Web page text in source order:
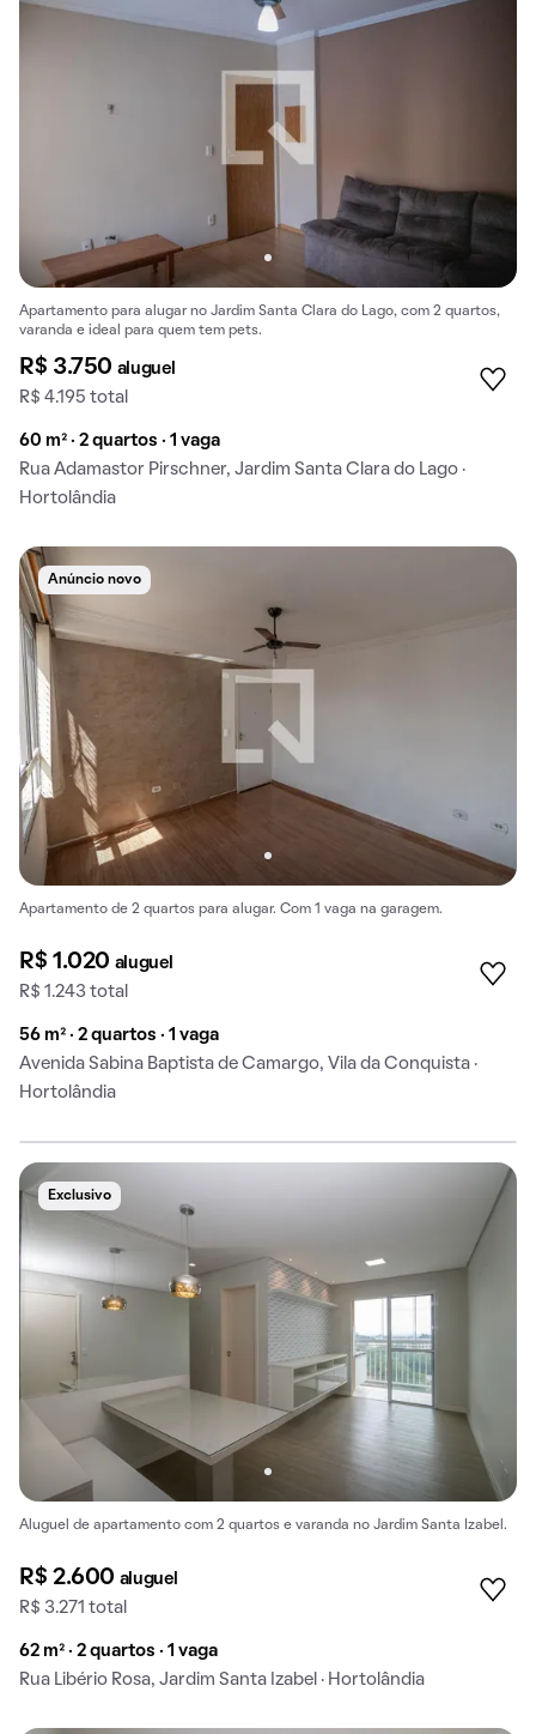
Apartamento para alugar no Jardim Santa Clara do Lago, com 2 quartos,
varanda e ideal para quem tem pets.
R$ 3.750 aluguel
R$ 4.195 total
60 m² · 2 quartos · 1 vaga
Rua Adamastor Pirschner, Jardim Santa Clara do Lago ·
Hortolândia
Anúncio novo
Apartamento de 2 quartos para alugar. Com 1 vaga na garagem.
R$ 1.020 aluguel
R$ 1.243 total
56 m² · 2 quartos · 1 vaga
Avenida Sabina Baptista de Camargo, Vila da Conquista ·
Hortolândia
Exclusivo
Aluguel de apartamento com 2 quartos e varanda no Jardim Santa Izabel.
R$ 2.600 aluguel
R$ 3.271 total
62 m² · 2 quartos · 1 vaga
Rua Libério Rosa, Jardim Santa Izabel · Hortolândia